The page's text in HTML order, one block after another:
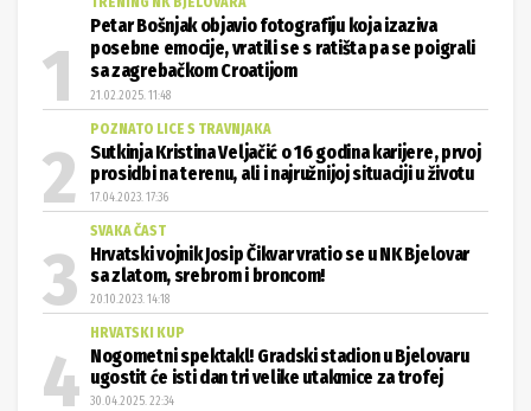
Petar Bošnjak objavio fotografiju koja izaziva
posebne emocije, vratili se s ratišta pa se poigrali
sa zagrebačkom Croatijom
21.02.2025. 11:48
POZNATO LICE S TRAVNJAKA
Sutkinja Kristina Veljačić o 16 godina karijere, prvoj
prosidbi na terenu, ali i najružnijoj situaciji u životu
17.04.2023. 17:36
SVAKA ČAST
Hrvatski vojnik Josip Čikvar vratio se u NK Bjelovar
sa zlatom, srebrom i broncom!
20.10.2023. 14:18
HRVATSKI KUP
Nogometni spektakl! Gradski stadion u Bjelovaru
ugostit će isti dan tri velike utakmice za trofej
30.04.2025. 22:34